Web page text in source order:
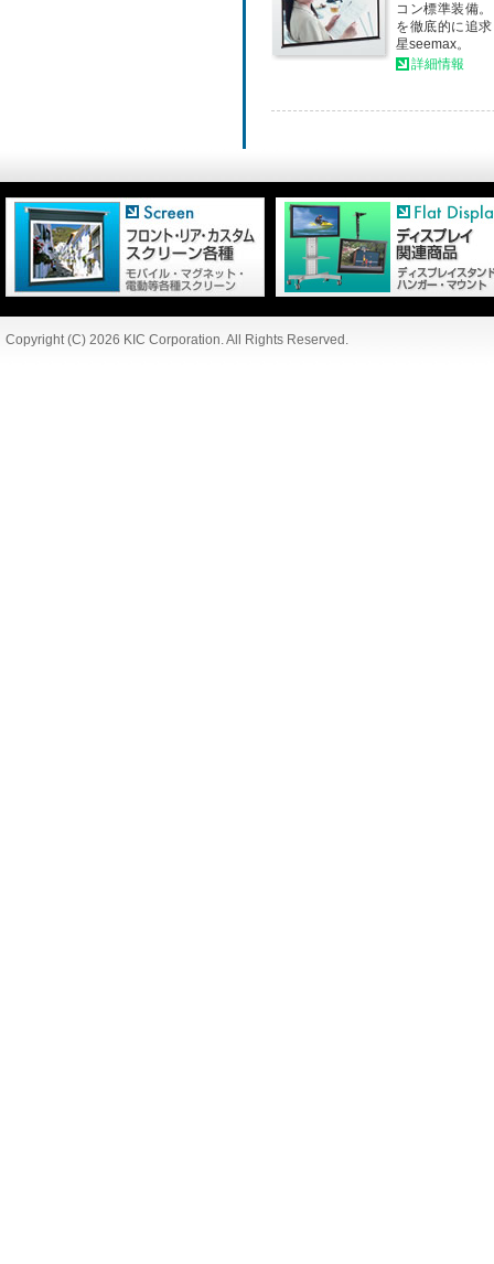
コン標準装備
を徹底的に追
星seemax。
詳細情報
Copyright (C) 2026 KIC Corporation. All Rights Reserved.